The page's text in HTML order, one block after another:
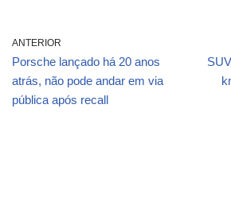
ANTERIOR
Porsche lançado há 20 anos
atrás, não pode andar em via
pública após recall